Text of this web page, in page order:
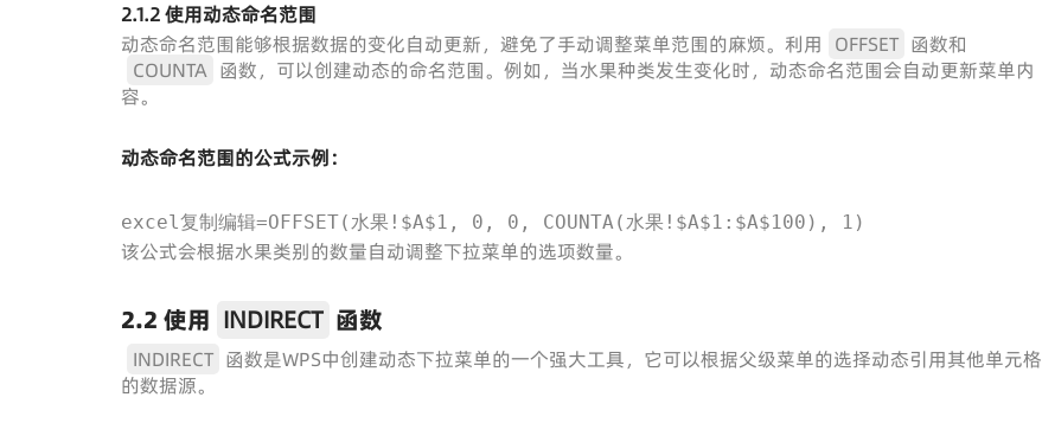
2.1.2 使用动态命名范围
动态命名范围能够根据数据的变化自动更新，避免了手动调整菜单范围的麻烦。利用 OFFSET 函数和
COUNTA 函数，可以创建动态的命名范围。例如，当水果种类发生变化时，动态命名范围会自动更新菜单内
容。
动态命名范围的公式示例：
excel复制编辑=OFFSET(水果!$A$1, 0, 0, COUNTA(水果!$A$1:$A$100), 1)
该公式会根据水果类别的数量自动调整下拉菜单的选项数量。
2.2 使用 INDIRECT 函数
INDIRECT 函数是WPS中创建动态下拉菜单的一个强大工具，它可以根据父级菜单的选择动态引用其他单元格
的数据源。